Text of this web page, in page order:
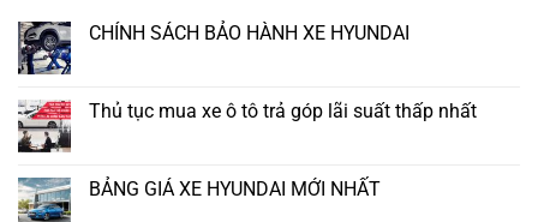
CHÍNH SÁCH BẢO HÀNH XE HYUNDAI
Thủ tục mua xe ô tô trả góp lãi suất thấp nhất
BẢNG GIÁ XE HYUNDAI MỚI NHẤT